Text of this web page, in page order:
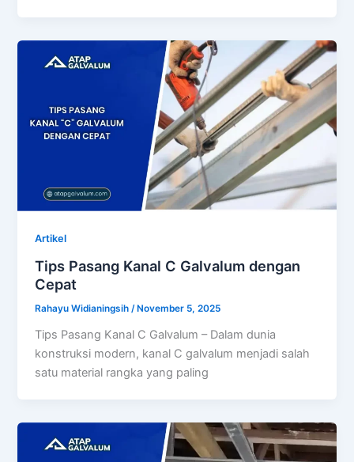
Artikel
Tips Pasang Kanal C Galvalum dengan
Cepat
Rahayu Widianingsih/November 5, 2025
Tips Pasang Kanal C Galvalum – Dalam dunia
konstruksi modern, kanal C galvalum menjadi salah
satu material rangka yang paling